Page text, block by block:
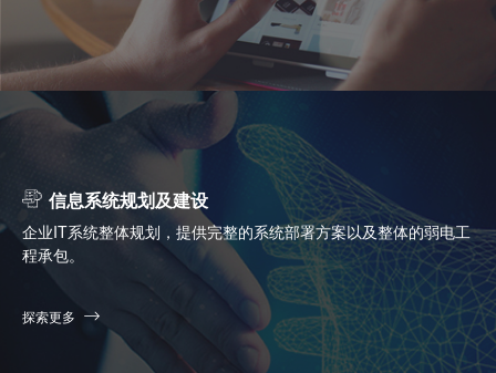
信息系统规划及建设
企业IT系统整体规划，提供完整的系统部署方案以及整体的弱电工
程承包。
探索更多